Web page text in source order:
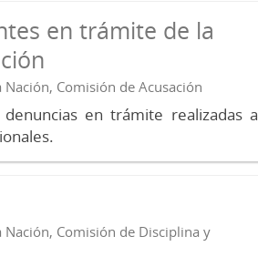
en trámite de la
Comisión de Acusación
en trámite realizadas a
Comisión de Disciplina y